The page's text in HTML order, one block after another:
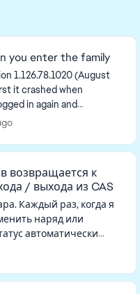
you enter the family
1.126.78.1020 (August
it crashed when
in again and
saving, and now
возвращается к
/ выхода из CAS
Каждый раз, когда я
наряд или
автоматически
в режим